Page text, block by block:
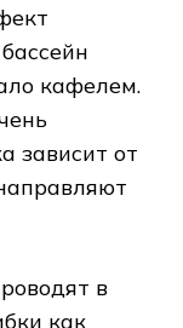
кафелем.
зависит от
в
как